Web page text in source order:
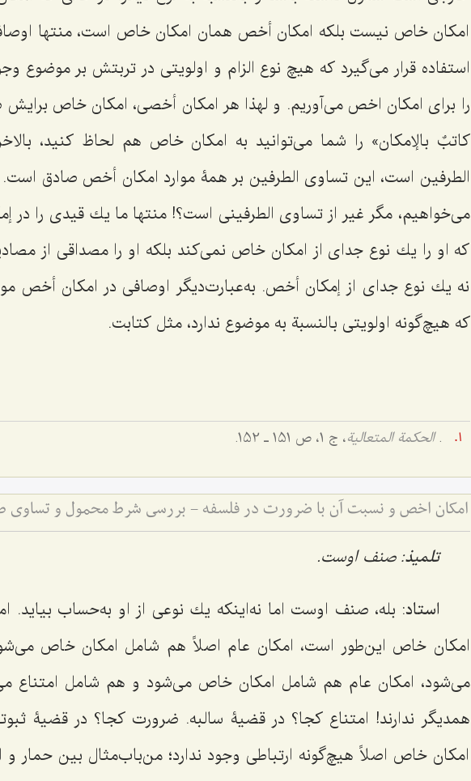
امكان خاص نیست بلكه امكان أخص همان امكان خاص است، منتها
استفاده قرار مى‌گیرد كه هیچ نوع الزام و اولویتى در تربتش بر موضوع
را براى امكان اخص مى‌آوریم. و لهذا هر امكان أخصى، امكان خاص
كاتبٌ بالإمكان» را شما مى‌توانید به امكان خاص هم لحاظ كنید،
الطرفین است، این تساوى الطرفین بر همۀ موارد امكان أخص صادق
مى‌خواهیم، مگر غیر از تساوى الطرفینى است؟! منتها ما یك قیدى را در
كه او را یك نوع جداى از امكان خاص نمى‌كند بلكه او را مصداقى از
نه یك نوع جداى از إمكان أخص. به‌عبارت‌دیگر اوصافى در امكان أخص
كه هیچ‌گونه اولویتى بالنسبة به موضوع ندارد، مثل كتابت.
.الحكمة المتعالیة، ج ‌1، ص 151 ـ 152.
امکان اخص و نسبت آن با ضرورت در فلسفه - بررسی شرط محمول و تساوی
تلمیذ: صنف اوست.
استاد: بله، صنف اوست اما نه‌اینكه یك نوعى از او به‌حساب بیاید.
امكان خاص این‌طور است، امكان عام اصلاً هم شامل امكان خاص
مى‌شود، امكان عام هم شامل امكان خاص می‌شود و هم شامل امتناع
همدیگر ندارند! امتناع كجا؟ در قضیۀ سالبه. ضرورت كجا؟ در قضیۀ
امكان خاص اصلاً هیچ‌گونه ارتباطى وجود ندارد؛ من‌باب‌مثال بین حمار و